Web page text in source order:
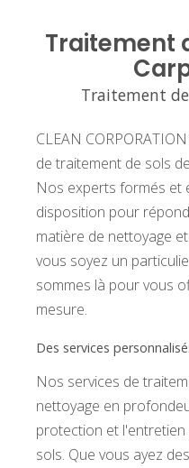
Traitement
Traitement
CLEAN
de traitement de sols
Nos experts formés et
disposition pour
matière de nettoyage
vous soyez un
sommes là pour vous
mesure.
Des services
Nos services de
nettoyage en
protection et
sols. Que vous ayez